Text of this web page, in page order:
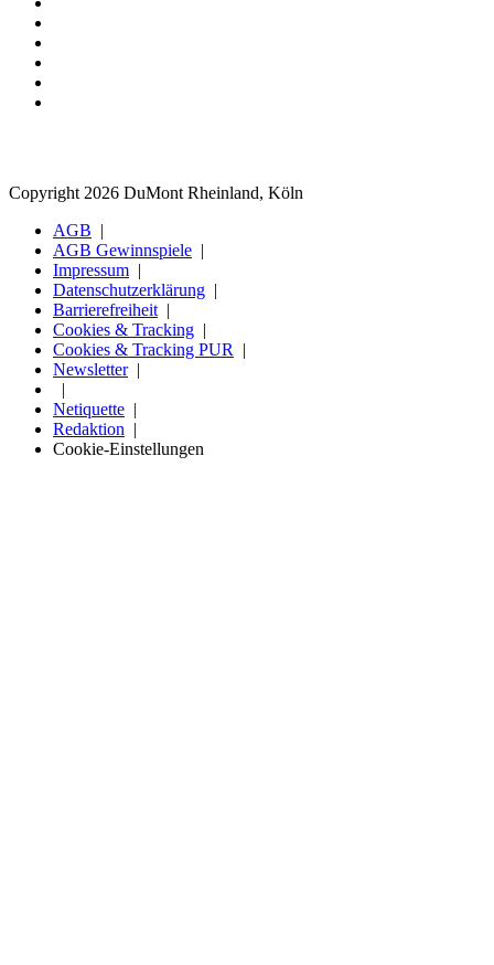
Copyright 2026 DuMont Rheinland, Köln
AGB
AGB Gewinnspiele
Impressum
Datenschutzerklärung
Barrierefreiheit
Cookies & Tracking
Cookies & Tracking PUR
Newsletter
Netiquette
Redaktion
Cookie-Einstellungen